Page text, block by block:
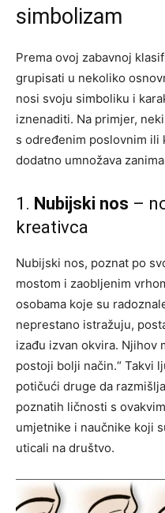
simbolizam
Prema ovoj zabavnoj
grupisati u nekoliko
nosi svoju simboliku i
iznenaditi. Na primjer,
s određenim poslovnim ili
dodatno umnožava
1. Nubijski nos –
kreativca
Nubijski nos, poznat po
mostom i zaobljenim
osobama koje su
neprestano istražuju,
izađu izvan okvira. Njihov
postoji bolji način.“ Takvi
potičući druge da
poznatih ličnosti s
umjetnike i naučnike koji
uticali na društvo.